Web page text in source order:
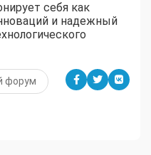
себя как
и надежный
форум